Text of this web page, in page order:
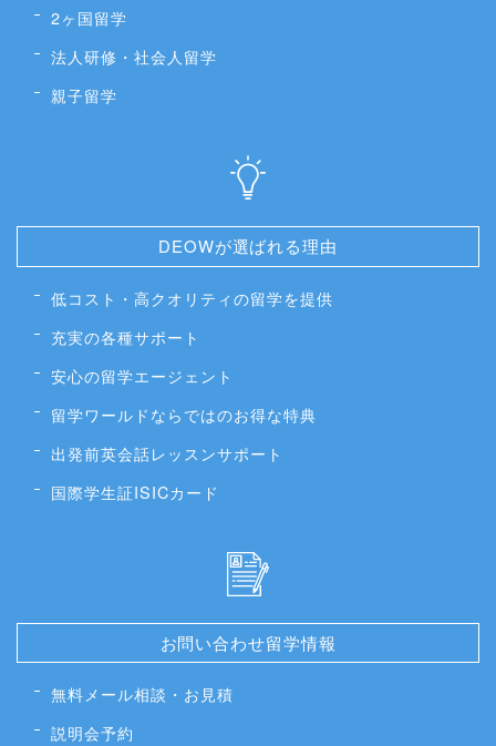
2ヶ国留学
法人研修・社会人留学
親子留学
DEOWが選ばれる理由
低コスト・高クオリティの留学を提供
充実の各種サポート
安心の留学エージェント
留学ワールドならではのお得な特典
出発前英会話レッスンサポート
国際学生証ISICカード
お問い合わせ留学情報
無料メール相談・お見積
説明会予約